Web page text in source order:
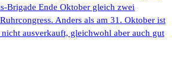
Brigade Ende Oktober gleich zwei
Anders als am 31. Oktober ist
ausverkauft, gleichwohl aber auch gut